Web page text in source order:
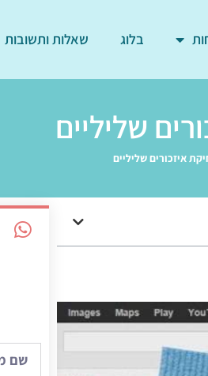
בלוג שאלות ותשובות
שליליים
איזכורים שליליים